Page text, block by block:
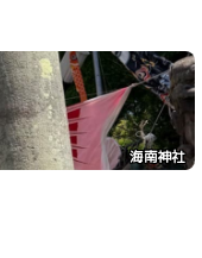
海南神社